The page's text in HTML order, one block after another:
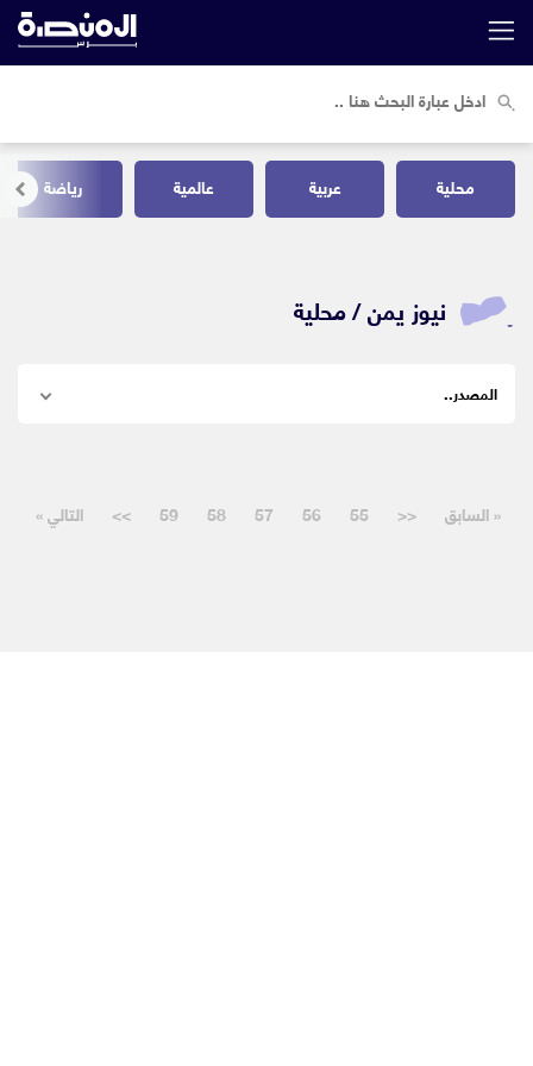
محلية عربية عالمية رياضة
نيوز يمن /محلية
« السابق <<
55
56
57
58
59
>> التالي »